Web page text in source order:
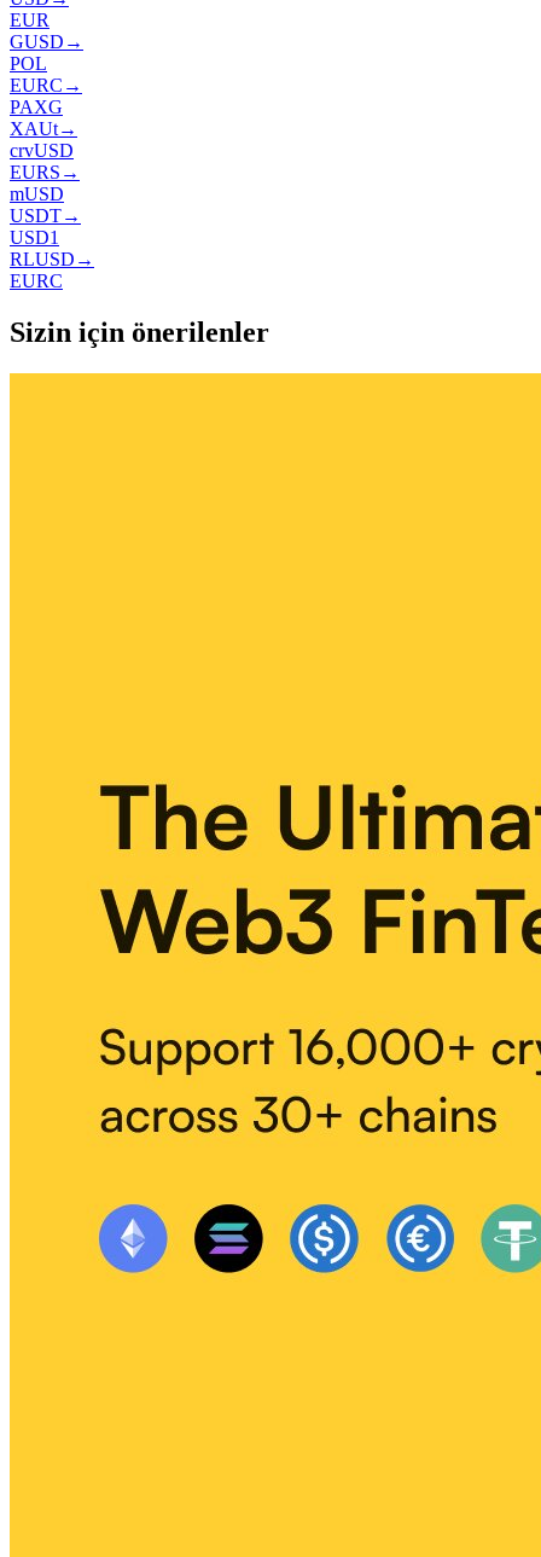
EUR
GUSD →
POL
EURC →
PAXG
XAUt→
crvUSD
EURS →
mUSD
USDT→
USD1
RLUSD →
EURC
Sizin için önerilenler